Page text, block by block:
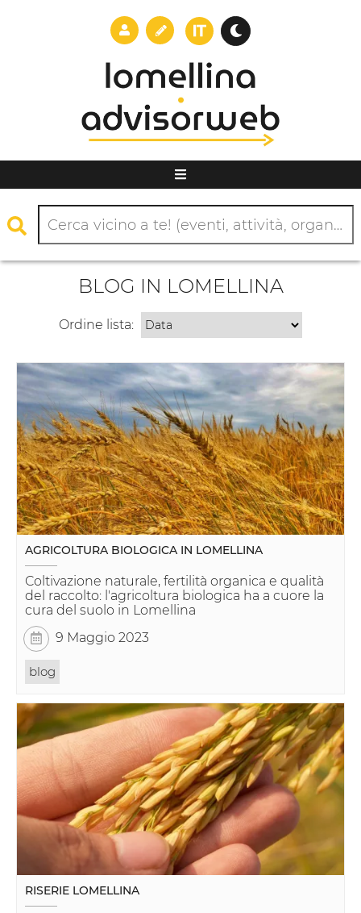
BLOG IN LOMELLINA
Ordine lista:
AGRICOLTURA BIOLOGICA IN LOMELLINA
Coltivazione naturale, fertilità organica e qualità
del raccolto: l'agricoltura biologica ha a cuore la
cura del suolo in Lomellina
9 Maggio 2023
blog
RISERIE LOMELLINA